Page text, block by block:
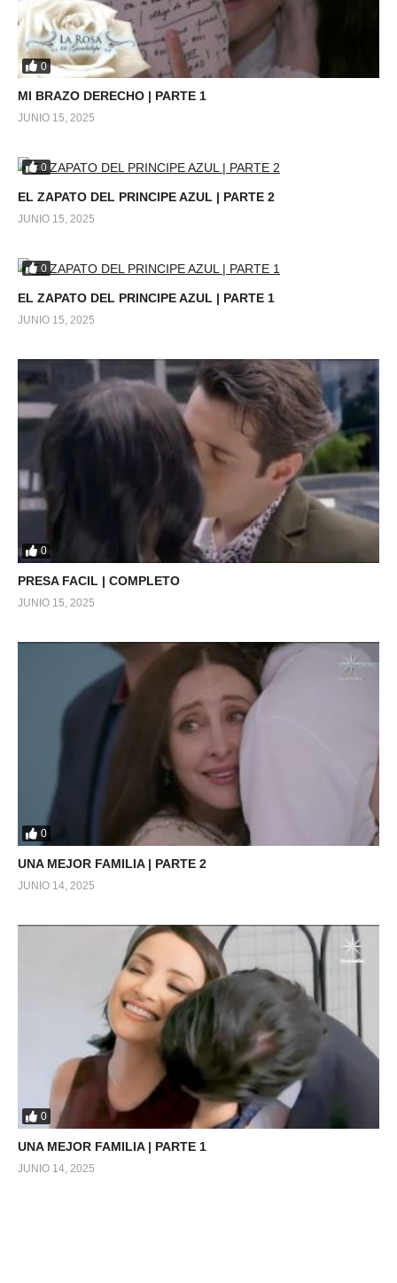
0
MI BRAZO DERECHO | PARTE 1
JUNIO 15, 2025
0
EL ZAPATO DEL PRINCIPE AZUL | PARTE 2
JUNIO 15, 2025
0
EL ZAPATO DEL PRINCIPE AZUL | PARTE 1
JUNIO 15, 2025
0
PRESA FACIL | COMPLETO
JUNIO 15, 2025
0
UNA MEJOR FAMILIA | PARTE 2
JUNIO 14, 2025
0
UNA MEJOR FAMILIA | PARTE 1
JUNIO 14, 2025